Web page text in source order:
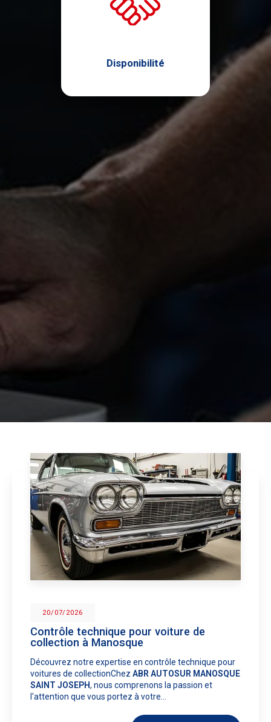
Disponibilité
20/07/2026
Contrôle technique pour voiture de
collection à Manosque
Découvrez notre expertise en contrôle technique pour
voitures de collectionChez ABR AUTOSUR MANOSQUE
SAINT JOSEPH, nous comprenons la passion et
l'attention que vous portez à votre…